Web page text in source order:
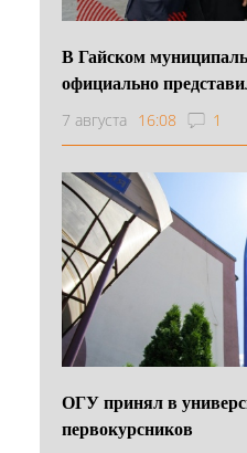
В Гайском
официально
7 августа 16:08 1
ОГУ принял в
первокурсников